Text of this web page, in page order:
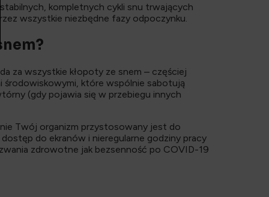
kompletnych cykli snu trwających
wszystkie niezbędne fazy odpoczynku.
za wszystkie kłopoty ze snem – częściej
środowiskowymi, które wspólnie sabotują
(gdy pojawia się w przebiegu innych
Twój organizm przystosowany jest do
do ekranów i nieregularne godziny pracy
zdrowotne jak bezsenność po COVID-19